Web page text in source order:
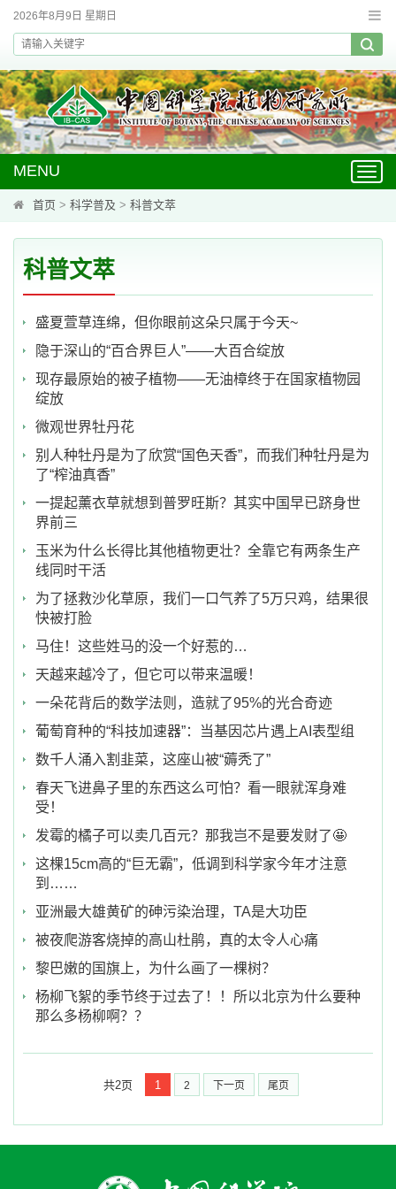
2026年8月9日 星期日
MENU
首页 > 科学普及 > 科普文萃
科普文萃
盛夏萱草连绵，但你眼前这朵只属于今天~
隐于深山的“百合界巨人”——大百合绽放
现存最原始的被子植物——无油樟终于在国家植物园
绽放
微观世界牡丹花
别人种牡丹是为了欣赏“国色天香”，而我们种牡丹是为
了“榨油真香”
一提起薰衣草就想到普罗旺斯？其实中国早已跻身世
界前三
玉米为什么长得比其他植物更壮？全靠它有两条生产
线同时干活
为了拯救沙化草原，我们一口气养了5万只鸡，结果很
快被打脸
马住！这些姓马的没一个好惹的…
天越来越冷了，但它可以带来温暖！
一朵花背后的数学法则，造就了95%的光合奇迹
葡萄育种的“科技加速器”：当基因芯片遇上AI表型组
数千人涌入割韭菜，这座山被“薅秃了”
春天飞进鼻子里的东西这么可怕？看一眼就浑身难
受！
发霉的橘子可以卖几百元？那我岂不是要发财了🤩
这棵15cm高的“巨无霸”，低调到科学家今年才注意
到……
亚洲最大雄黄矿的砷污染治理，TA是大功臣
被夜爬游客烧掉的高山杜鹃，真的太令人心痛
黎巴嫩的国旗上，为什么画了一棵树？
杨柳飞絮的季节终于过去了！！所以北京为什么要种
那么多杨柳啊？？
共2页 1 2 下一页 尾页